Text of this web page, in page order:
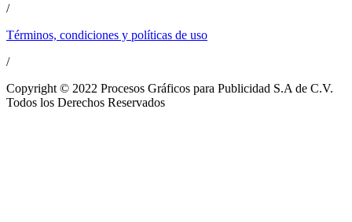
/
Términos, condiciones y políticas de uso
/
Copyright © 2022 Procesos Gráficos para Publicidad S.A de C.V.
Todos los Derechos Reservados